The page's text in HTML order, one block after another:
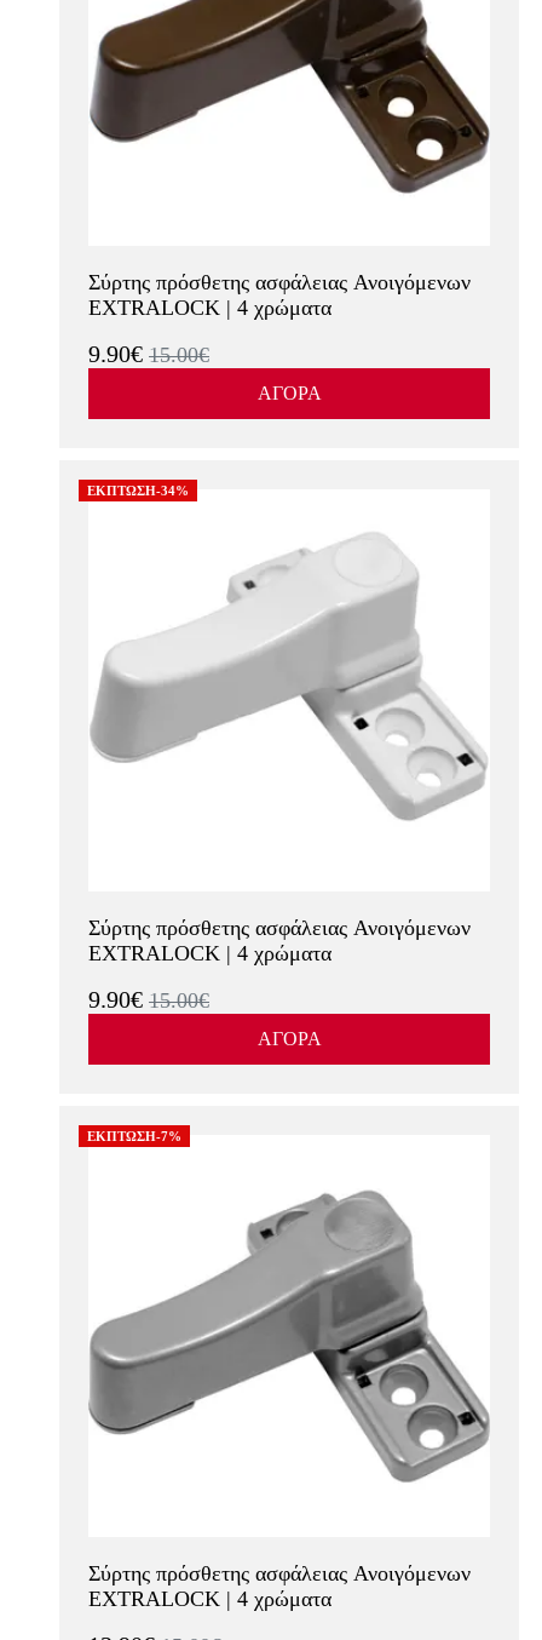
Σύρτης πρόσθετης ασφάλειας Ανοιγόμενων
EXTRALOCK | 4 χρώματα
9.90€ 15.00€
ΑΓΟΡΑ
ΕΚΠΤΩΣΗ-34%
Σύρτης πρόσθετης ασφάλειας Ανοιγόμενων
EXTRALOCK | 4 χρώματα
9.90€ 15.00€
ΑΓΟΡΑ
ΕΚΠΤΩΣΗ-7%
Σύρτης πρόσθετης ασφάλειας Ανοιγόμενων
EXTRALOCK | 4 χρώματα